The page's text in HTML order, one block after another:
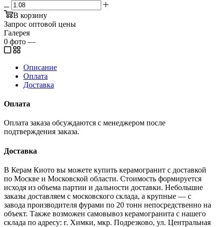
В корзину
Запрос оптовой цены
Галерея
0 фото —
Описание
Оплата
Доставка
Оплата
Оплата заказа обсуждаются с менеджером после
подтверждения заказа.
Доставка
В Керам Киото вы можете купить керамогранит с доставкой
по Москве и Московской области. Стоимость формируется
исходя из объема партии и дальности доставки. Небольшие
заказы доставляем с московского склада, а крупные — с
завода производителя фурами по 20 тонн непосредственно на
объект. Также возможен самовывоз керамогранита с нашего
склада по адресу: г. Химки, мкр. Подрезково, ул. Центральная